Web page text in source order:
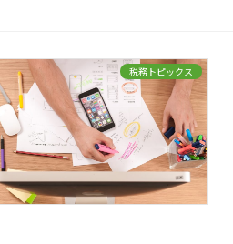
税務トピックス